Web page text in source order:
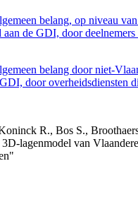
belang, op niveau
de GDI, door
belang door niet-
door
R., Bos S.,
lagenmodel van